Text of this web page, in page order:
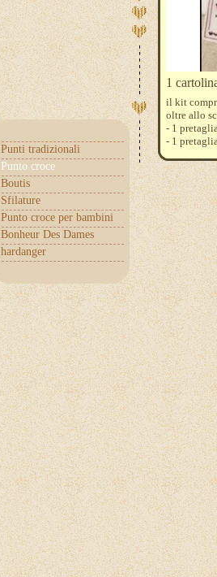
Punti tradizionali
Punto croce
Boutis
Sfilature
Punto croce per bambini
Bonheur Des Dames
hardanger
1
il kit
oltre allo
- 1
- 1
- 1 pezzo
- 1